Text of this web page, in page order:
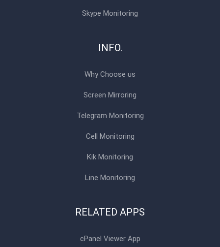
Skype Monitoring
INFO.
Why Choose us
Screen Mirroring
Telegram Monitoring
Cell Monitoring
Kik Monitoring
Line Monitoring
RELATED APPS
cPanel Viewer App